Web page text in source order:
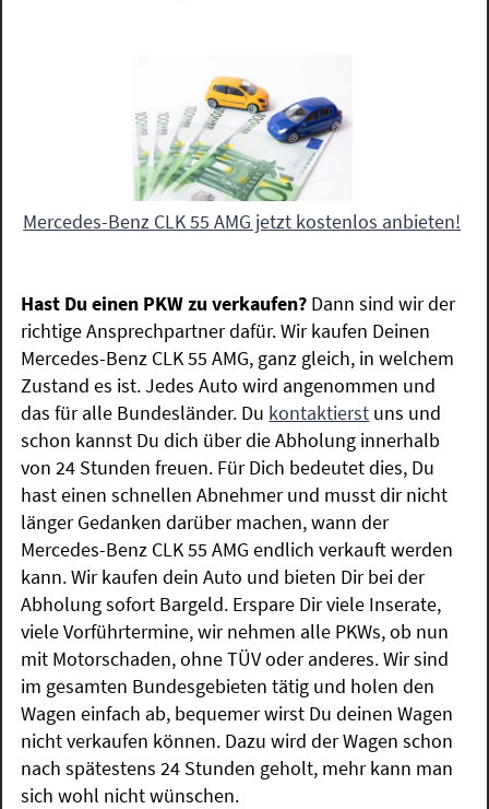
Mercedes-Benz CLK 55 AMG jetzt kostenlos anbieten!
Hast Du einen PKW zu verkaufen? Dann sind wir der
richtige Ansprechpartner dafür. Wir kaufen Deinen
Mercedes-Benz CLK 55 AMG, ganz gleich, in welchem
Zustand es ist. Jedes Auto wird angenommen und
das für alle Bundesländer. Du kontaktierst uns und
schon kannst Du dich über die Abholung innerhalb
von 24 Stunden freuen. Für Dich bedeutet dies, Du
hast einen schnellen Abnehmer und musst dir nicht
länger Gedanken darüber machen, wann der
Mercedes-Benz CLK 55 AMG endlich verkauft werden
kann. Wir kaufen dein Auto und bieten Dir bei der
Abholung sofort Bargeld. Erspare Dir viele Inserate,
viele Vorführtermine, wir nehmen alle PKWs, ob nun
mit Motorschaden, ohne TÜV oder anderes. Wir sind
im gesamten Bundesgebieten tätig und holen den
Wagen einfach ab, bequemer wirst Du deinen Wagen
nicht verkaufen können. Dazu wird der Wagen schon
nach spätestens 24 Stunden geholt, mehr kann man
sich wohl nicht wünschen.